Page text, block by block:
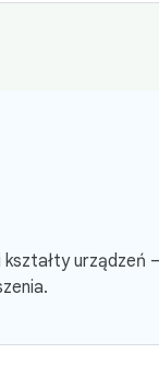
urządzeń